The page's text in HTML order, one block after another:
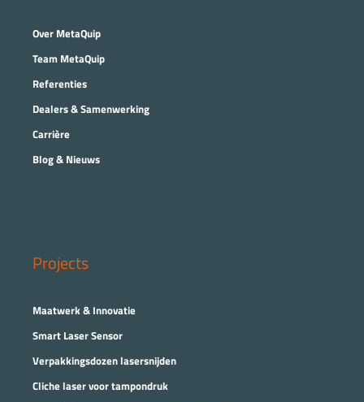
Over MetaQuip
Team MetaQuip
Referenties
Dealers & Samenwerking
Carrière
Blog & Nieuws
Projects
Maatwerk & Innovatie
Smart Laser Sensor
Verpakkingsdozen lasersnijden
Cliche laser voor tampondruk